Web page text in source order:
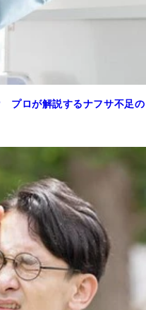
プロが解説するナフサ不足の